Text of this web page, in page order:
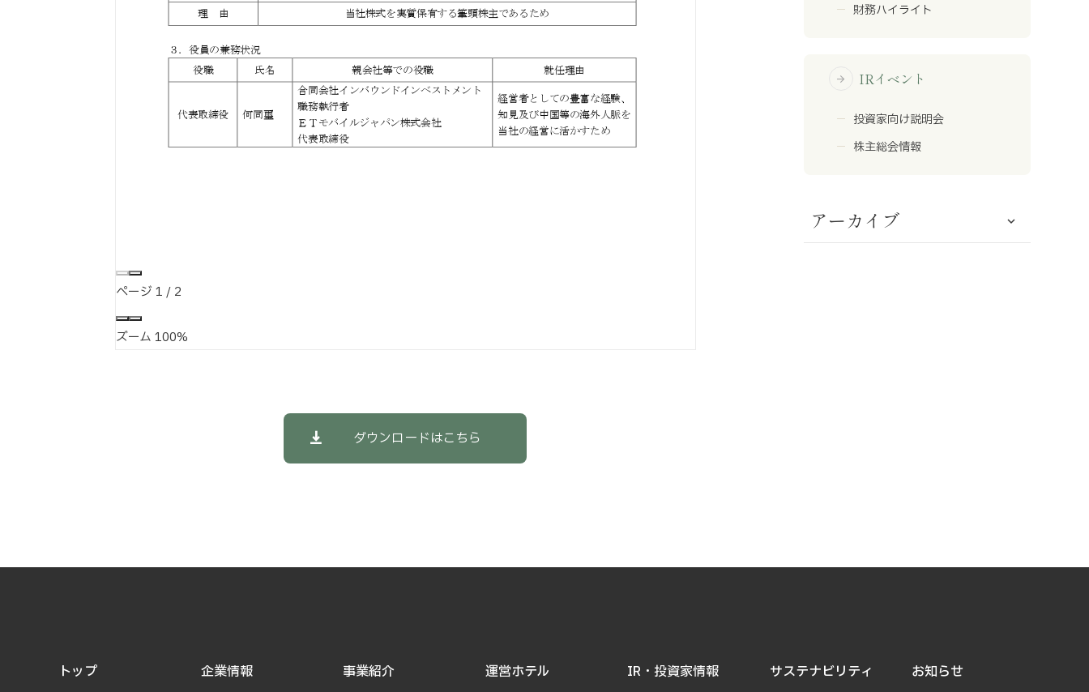
ページ 1 / 2
ズーム 100%
ダウンロードはこちら
財務ハイライト
arrow_forward IRイベント
投資家向け説明会
株主総会情報
アーカイブ
トップ 企業情報 事業紹介 運営ホテル IR・投資家情報 サステナビリティ
お知らせ